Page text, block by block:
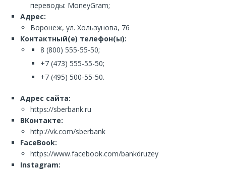
переводы: MoneyGram;
Адрес:
Воронеж, ул. Хользунова, 76
Контактный(е) телефон(ы):
8 (800) 555-55-50;
+7 (473) 555-55-50;
+7 (495) 500-55-50.
Адрес сайта:
https://sberbank.ru
ВКонтакте:
http://vk.com/sberbank
FaceBook:
https://www.facebook.com/bankdruzey
Instagram: